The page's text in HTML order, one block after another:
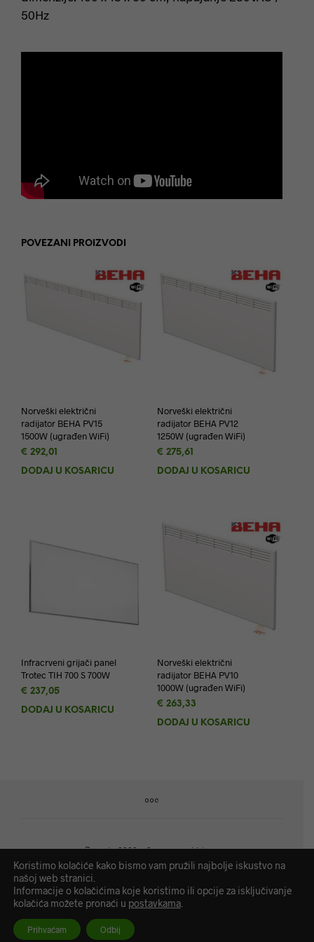
50Hz
POVEZANI PROIZVODI
Norveški električni
radijator BEHA PV15
1500W (ugrađen WiFi)
€ 292,01
DODAJ U KOŠARICU
Norveški električni
radijator BEHA PV12
1250W (ugrađen WiFi)
€ 275,61
DODAJ U KOŠARICU
Infracrveni grijači panel
Trotec TIH 700 S 700W
€ 237,05
DODAJ U KOŠARICU
Norveški električni
radijator BEHA PV10
1000W (ugrađen WiFi)
€ 263,33
DODAJ U KOŠARICU
©cee.hr2020. - Sva prava pridržana.
CEE d.o.o. | OIB: 89989374147 | IBAN: HR2641240031133001583 |
Temeljni kapital 2.550.000,00 kn
Izjava o privatnosti|Uvjeti poslovanja
Koristimo kolačiće kako bismo vam pružili najbolje iskustvo na
našoj web stranici.
Informacije o kolačićima koje koristimo ili opcije za isključivanje
kolačića možete pronaći u postavkama
Prihvaćam Odbij